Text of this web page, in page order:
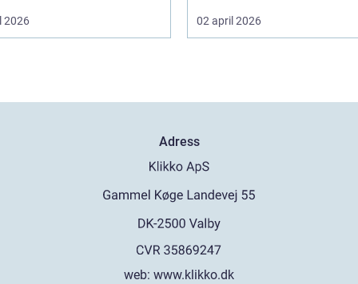
2026 02 april 2026
Adress
web: www.klikko.dk